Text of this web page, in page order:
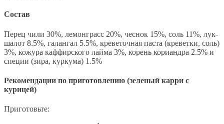
Состав
Перец чили 30%, лемонграсс 20%, чеснок 15%, соль 11%, лук-
шалот 8.5%, галангал 5.5%, креветочная паста (креветки, соль)
3%, кожура каффирского лайма 3%, корень кориандра 2.5% и
специи (зира, куркума) 1.5%
Рекомендации по приготовлению (зеленый карри с
курицей)
Приготовьте: